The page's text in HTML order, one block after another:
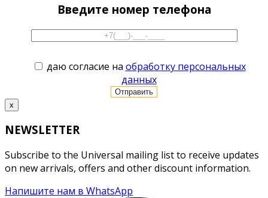
Введите номер телефона
даю согласие на обработку персональных
данных
x
NEWSLETTER
Subscribe to the Universal mailing list to receive updates
on new arrivals, offers and other discount information.
Напишите нам в WhatsApp